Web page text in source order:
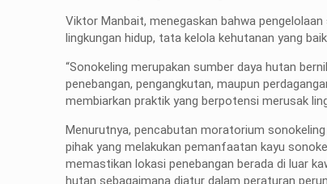
Viktor Manbait, menegaskan bahwa
lingkungan hidup, tata kelola kehutanan yang
“Sonokeling merupakan sumber daya hutan
penebangan, pengangkutan, maupun
membiarkan praktik yang berpotensi merusak
Menurutnya, pencabutan moratorium
pihak yang melakukan pemanfaatan kayu
memastikan lokasi penebangan berada di luar
hutan sebagaimana diatur dalam peraturan